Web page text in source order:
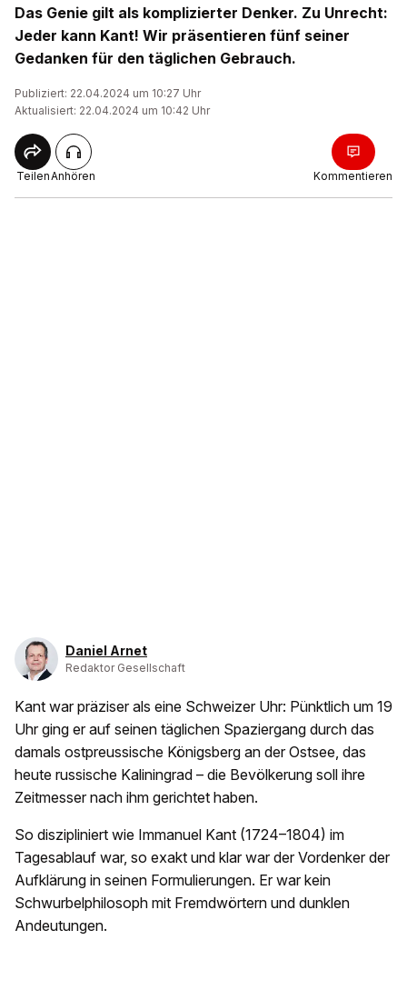
Das Genie gilt als komplizierter Denker. Zu Unrecht:
Jeder kann Kant! Wir präsentieren fünf seiner
Gedanken für den täglichen Gebrauch.
Publiziert: 22.04.2024 um 10:27 Uhr
Aktualisiert: 22.04.2024 um 10:42 Uhr
TeilenAnhören Kommentieren
Daniel Arnet
Redaktor Gesellschaft
Kant war präziser als eine Schweizer Uhr: Pünktlich um 19
Uhr ging er auf seinen täglichen Spaziergang durch das
damals ostpreussische Königsberg an der Ostsee, das
heute russische Kaliningrad – die Bevölkerung soll ihre
Zeitmesser nach ihm gerichtet haben.
So diszipliniert wie Immanuel Kant (1724–1804) im
Tagesablauf war, so exakt und klar war der Vordenker der
Aufklärung in seinen Formulierungen. Er war kein
Schwurbelphilosoph mit Fremdwörtern und dunklen
Andeutungen.